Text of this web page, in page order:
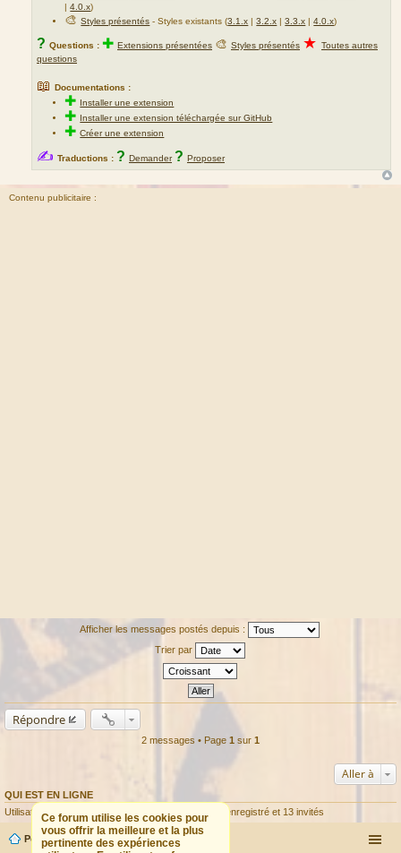
|4.0.x)
🎨Styles présentés - Styles existants (3.1.x |3.2.x |3.3.x |4.0.x)
? Questions : ✚ Extensions présentées 🎨 Styles présentés ★ Toutes autres
questions
📖 Documentations :
✚ Installer une extension
✚ Installer une extension téléchargée sur GitHub
✚Créer une extension
✍ Traductions : ? Demander ? Proposer
Contenu publicitaire :
Afficher les messages postés depuis :
Trier par
Répondre
2 messages • Page 1 sur 1
Aller à
QUI EST EN LIGNE
Utilisateurs parcourant ce forum : Aucun utilisateur enregistré et 13 invités
Ce forum utilise les cookies pour
vous offrir la meilleure et la plus
pertinente des expériences
Portail Forum